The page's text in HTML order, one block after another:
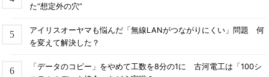
た“想定外の穴”
アイリスオーヤマも悩んだ「無線LANがつながりにくい」問題 何
を変えて解決した？
「データのコピー」をやめて工数を8分の1に 古河電工は「100シ